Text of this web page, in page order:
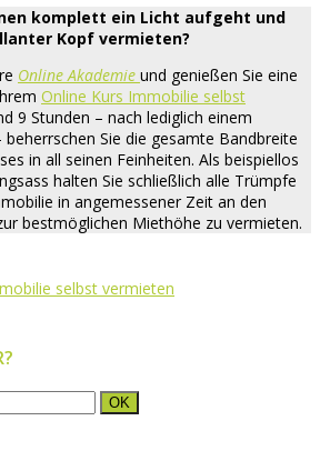
komplett ein Licht aufgeht und
Kopf vermieten?
Online Akademie und genießen Sie eine
Online Kurs Immobilie selbst
9 Stunden – nach lediglich einem
Sie die gesamte Bandbreite
in all seinen Feinheiten. Als beispiellos
halten Sie schließlich alle Trümpfe
in angemessener Zeit an den
bestmöglichen Miethöhe zu vermieten.
OK